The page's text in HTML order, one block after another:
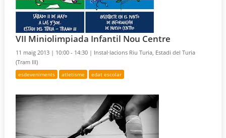
VII Miniolimpiada Infantil Nou Centre
11 maig 2013 | 10:00 - 14:30 | Instal·lacions Riu Turia, Estadi del Turia
(Tram III)
esdeveniments atletisme edat escolar